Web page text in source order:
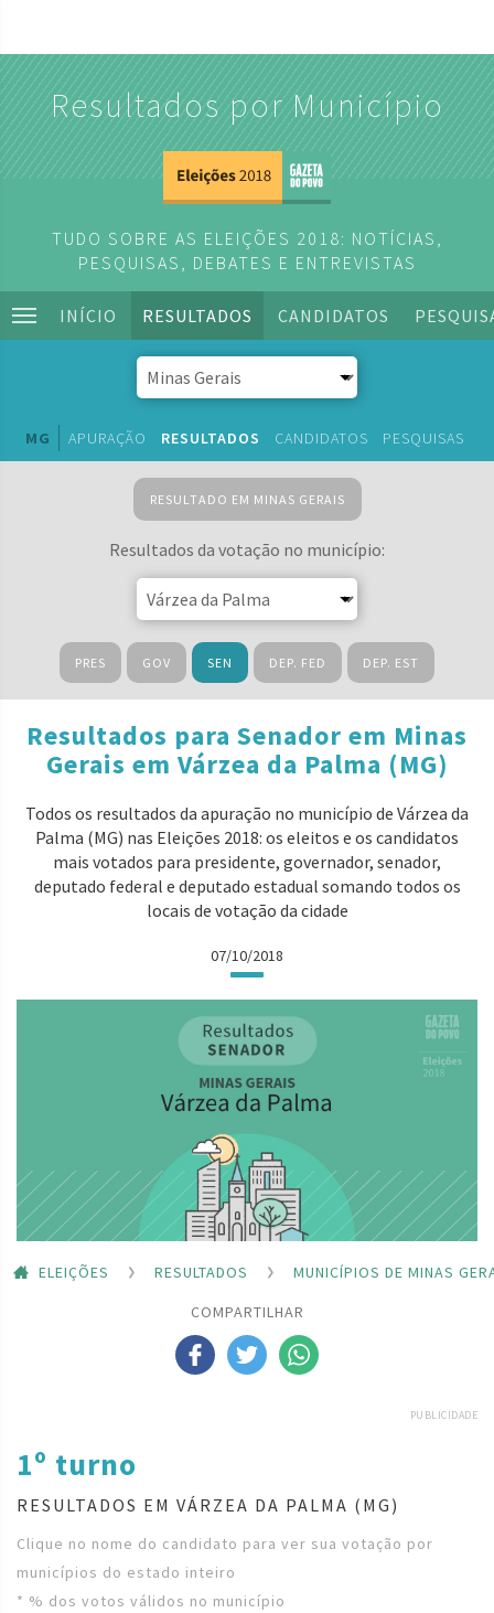
Resultados por Município
TUDO SOBRE AS ELEIÇÕES 2018: NOTÍCIAS,
PESQUISAS, DEBATES E ENTREVISTAS
INÍCIO RESULTADOS CANDIDATOS
MG APURAÇÃO RESULTADOS CANDIDATOS PESQUISAS
RESULTADO EM MINAS GERAIS
Resultados da votação no município:
PRES GOV SEN DEP. FED DEP. EST
Resultados para Senador em Minas
Gerais em Várzea da Palma (MG)
Todos os resultados da apuração no município de Várzea da
Palma (MG) nas Eleições 2018: os eleitos e os candidatos
mais votados para presidente, governador, senador,
deputado federal e deputado estadual somando todos os
locais de votação da cidade
07/10/2018
ELEIÇÕES RESULTADOS
MUNICÍPIOS DE MINAS
COMPARTILHAR
PUBLICIDADE
1º turno
RESULTADOS EM VÁRZEA DA PALMA (MG)
Clique no nome do candidato para ver sua votação por
municípios do estado inteiro
* % dos votos válidos no município